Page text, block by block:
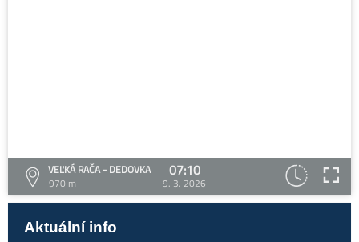
VEĽKÁ RAČA - DEDOVKA
970 m
07:10
9. 3. 2026
Aktuální info